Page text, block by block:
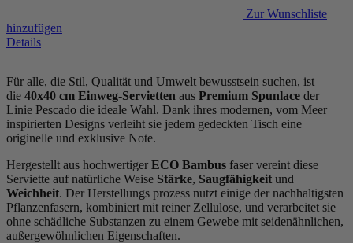
Zur Wunschliste
hinzufügen
Details
Für alle, die Stil, Qualität und Umwelt bewusstsein suchen, ist
die 40x40 cm Einweg-Servietten aus Premium Spunlace der
Linie Pescado die ideale Wahl. Dank ihres modernen, vom Meer
inspirierten Designs verleiht sie jedem gedeckten Tisch eine
originelle und exklusive Note.
Hergestellt aus hochwertiger ECO Bambus faser vereint diese
Serviette auf natürliche Weise Stärke, Saugfähigkeit und
Weichheit. Der Herstellungs prozess nutzt einige der nachhaltigsten
Pflanzenfasern, kombiniert mit reiner Zellulose, und verarbeitet sie
ohne schädliche Substanzen zu einem Gewebe mit seidenähnlichen,
außergewöhnlichen Eigenschaften.